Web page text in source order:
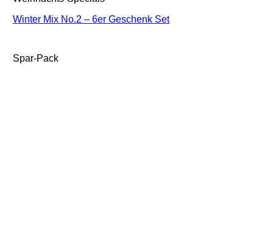
Winter Mix No.2 – 6er Geschenk Set
Spar-Pack